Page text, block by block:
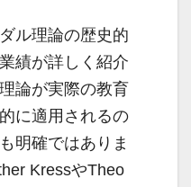
ル理論の歴史的
績が詳しく紹介
論が実際の教育
に適用されるの
明確ではありま
KressやTheo